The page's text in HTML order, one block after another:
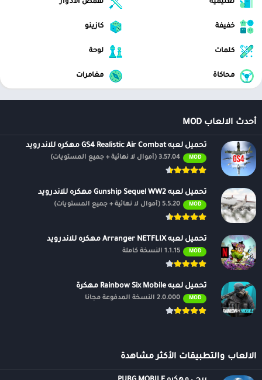
تعليمية تقمص الادوار
خفيفة كازينو
كلمات لوحة
محاكاة مغامرات
أحدث الالعاب MOD
تحميل لعبه GS4 Realistic Air Combat مهكره للاندرويد
MOD 3.57.04 (أموال لا نهائية + جميع المستويات)
تحميل لعبه Gunship Sequel WW2 مهكره للاندرويد
MOD 5.5.20 (أموال لا نهائية + جميع المستويات)
تحميل لعبه Arranger NETFLIX مهكره للاندرويد
MOD 1.1.15 النسخة كاملة
تحميل لعبه Rainbow Six Mobile مهكرة
MOD 2.0.000 النسخة المدفوعة مجانًا
الالعاب والتطبيقات الأكثر مشاهدة